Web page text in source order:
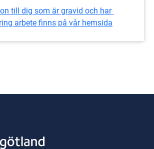
till dig som är gravid och har
arbete finns på vår hemsida